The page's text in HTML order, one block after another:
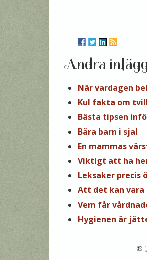
Andra
När vardagen
Kul fakta om
Bästa tipsen
Bära barn i sjal
En mammas
Viktigt att ha
Leksaker precis
Att det kan vara
Vem får
Hygienen är
©